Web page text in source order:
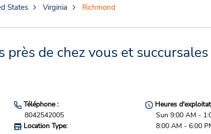
States Virginia Richmond
près de chez vous et
Téléphone :
8042542005
Location Type:
Heures
Sun 9:00 AM -
8:00 AM - 6:00